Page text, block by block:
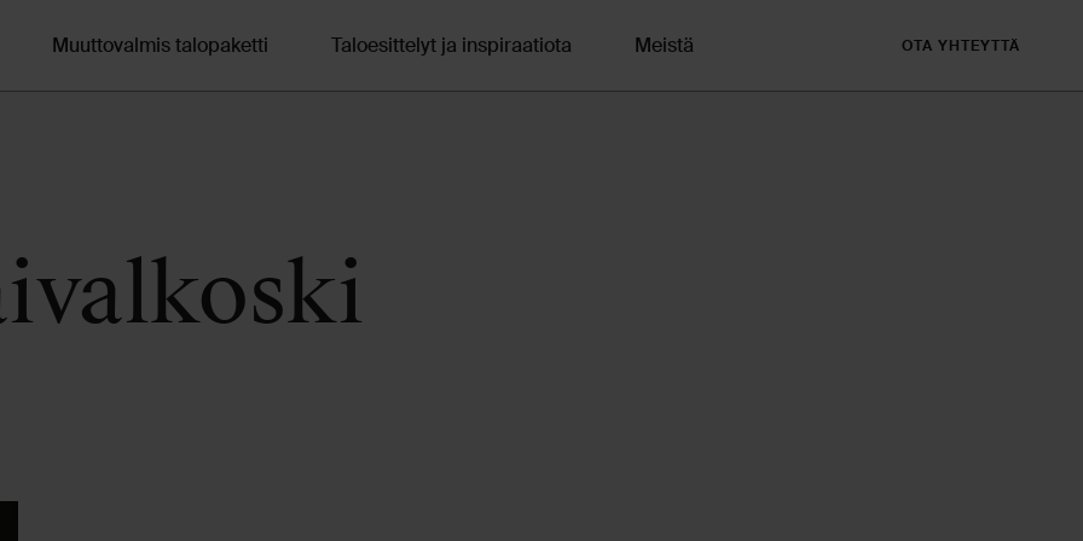
Muuttovalmis talopaketti Taloesittelyt ja inspiraatiota Meistä OTA YHTEYTTÄ